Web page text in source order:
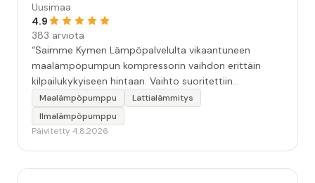
Uusimaa
4.9
383 arviota
“Saimme Kymen Lämpöpalvelulta vikaantuneen
maalämpöpumpun kompressorin vaihdon erittäin
kilpailukykyiseen hintaan. Vaihto suoritettiin
ammattitaidolla ja ystävällisellä palveluasenteella.
Samalla käynnillä huomattu pikkuvika korjattiin myös.
Jäi tunne että oltiin aidosti kiinnostuneita siitä, että
Maalämpöpumppu
Lattialämmitys
Ilmalämpöpumppu
Päivitetty 4.8.2026